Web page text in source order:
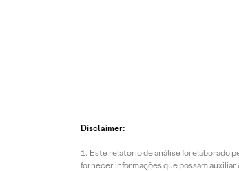
Disclaimer:
Este relatório de análise foi elaborado
fornecer informações que possam